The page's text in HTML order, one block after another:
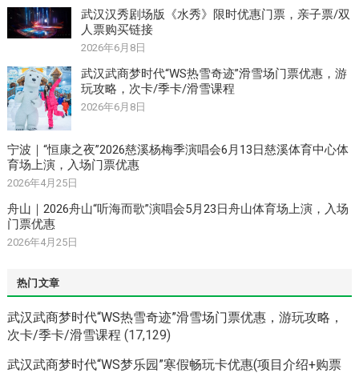
武汉汉秀剧场版《水秀》限时优惠门票，亲子票/双
人票购买链接
2026年6月8日
武汉武商梦时代“WS热雪奇迹”滑雪场门票优惠，游
玩攻略，次卡/季卡/滑雪课程
2026年6月8日
宁波｜“恒康之夜”2026慈溪杨梅季演唱会6月13日慈溪体育中心体
育场上演，入场门票优惠
2026年4月25日
舟山｜2026舟山“听海而歌”演唱会5月23日舟山体育场上演，入场
门票优惠
2026年4月25日
热门文章
武汉武商梦时代“WS热雪奇迹”滑雪场门票优惠，游玩攻略，
次卡/季卡/滑雪课程 (17,129)
武汉武商梦时代“WS梦乐园”寒假畅玩卡优惠(项目介绍+购票